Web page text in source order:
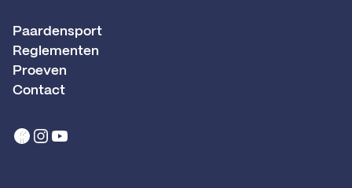
Paardensport
Reglementen
Proeven
Contact